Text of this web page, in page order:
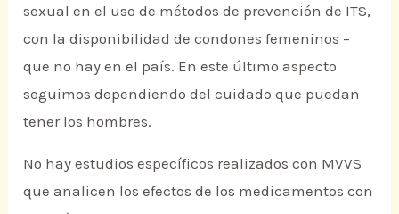
sexual en el uso de métodos de prevención de ITS,
con la disponibilidad de condones femeninos –
que no hay en el país. En este último aspecto
seguimos dependiendo del cuidado que puedan
tener los hombres.
No hay estudios específicos realizados con MVVS
que analicen los efectos de los medicamentos con